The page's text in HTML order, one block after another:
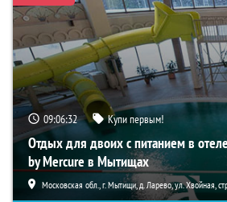
09:06:31 Купи первым!
Отдых для двоих с питанием в
by Mercure в Мытищах
Московская обл., г. Мытищи, д. Ларево, ул. Хвойная,